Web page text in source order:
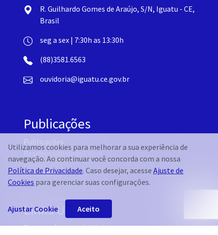
R. Guilhardo Gomes de Araújo, S/N, Iguatu - CE,
Brasil
seg a sex | 7:30h as 13:30h
(88)3581.6563
ouvidoria@iguatu.ce.gov.br
Publicações
Publicações
Responsabilidade Fiscal
Licitações
Links Úteis
Transparência - LC 131/09
Utilizamos cookies para melhorar a sua experiência de
navegação. Ao continuar você concorda com a nossa
Política de Privacidade. Caso desejar, acesse Ajuste de
Cookies para gerenciar suas configurações.
Ajustar Cookie Aceito